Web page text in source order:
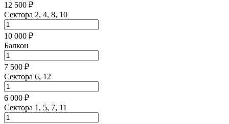
12 500 ₽
Сектора 2, 4, 8, 10
10 000 ₽
Балкон
7 500 ₽
Сектора 6, 12
6 000 ₽
Сектора 1, 5, 7, 11